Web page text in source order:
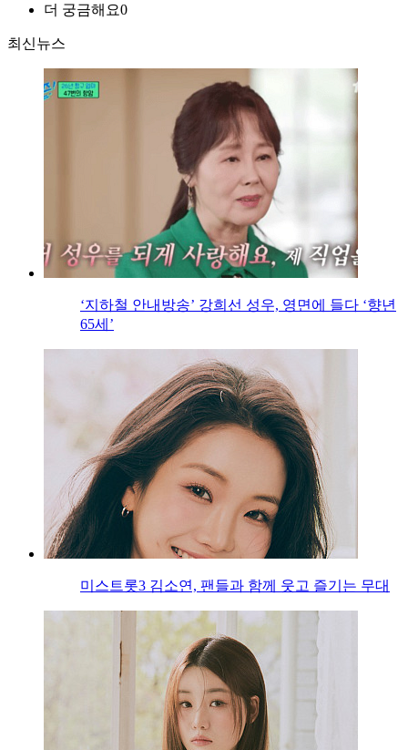
더 궁금해요0
최신뉴스
‘지하철 안내방송’ 강희선 성우, 영면에 들다 ‘향년
65세’
미스트롯3 김소연, 팬들과 함께 웃고 즐기는 무대